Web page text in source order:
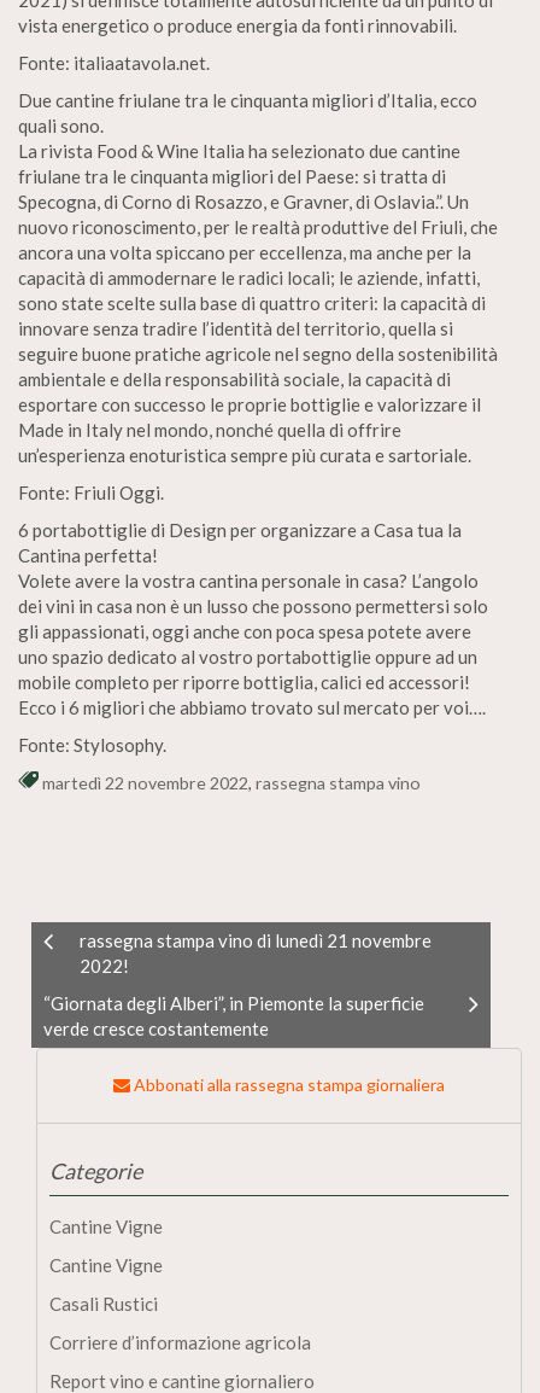
vista energetico o produce energia da fonti rinnovabili.
Fonte: italiaatavola.net.
Due cantine friulane tra le cinquanta migliori d’Italia, ecco
quali sono.
La rivista Food & Wine Italia ha selezionato due cantine
friulane tra le cinquanta migliori del Paese: si tratta di
Specogna, di Corno di Rosazzo, e Gravner, di Oslavia.”. Un
nuovo riconoscimento, per le realtà produttive del Friuli, che
ancora una volta spiccano per eccellenza, ma anche per la
capacità di ammodernare le radici locali; le aziende, infatti,
sono state scelte sulla base di quattro criteri: la capacità di
innovare senza tradire l’identità del territorio, quella si
seguire buone pratiche agricole nel segno della sostenibilità
ambientale e della responsabilità sociale, la capacità di
esportare con successo le proprie bottiglie e valorizzare il
Made in Italy nel mondo, nonché quella di offrire
un’esperienza enoturistica sempre più curata e sartoriale.
Fonte: Friuli Oggi.
6 portabottiglie di Design per organizzare a Casa tua la
Cantina perfetta!
Volete avere la vostra cantina personale in casa? L’angolo
dei vini in casa non è un lusso che possono permettersi solo
gli appassionati, oggi anche con poca spesa potete avere
uno spazio dedicato al vostro portabottiglie oppure ad un
mobile completo per riporre bottiglia, calici ed accessori!
Ecco i 6 migliori che abbiamo trovato sul mercato per voi….
Fonte: Stylosophy.
martedì 22 novembre 2022, rassegna stampa vino
rassegna stampa vino di lunedì 21 novembre
2022!
“Giornata degli Alberi”, in Piemonte la superficie
verde cresce costantemente
Abbonati alla rassegna stampa giornaliera
Categorie
Cantine Vigne
Cantine Vigne
Casali Rustici
Corriere d’informazione agricola
Report vino e cantine giornaliero